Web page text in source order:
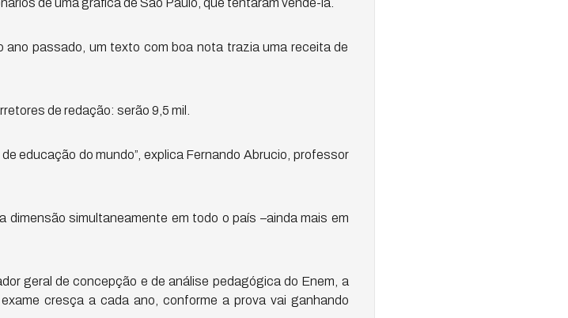
de uma gráfica de São Paulo, que tentaram vendê-la.
passado, um texto com boa nota trazia uma receita de
de redação: serão 9,5 mil.
educação do mundo”, explica Fernando Abrucio, professor
dimensão simultaneamente em todo o país –ainda mais em
geral de concepção e de análise pedagógica do Enem, a
cresça a cada ano, conforme a prova vai ganhando